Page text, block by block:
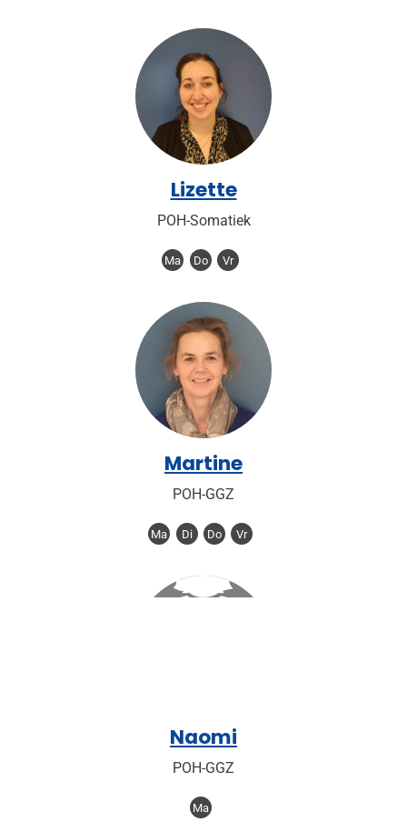
Lizette
POH-Somatiek
Ma Do Vr
Martine
POH-GGZ
Ma Di Do Vr
Naomi
POH-GGZ
Ma